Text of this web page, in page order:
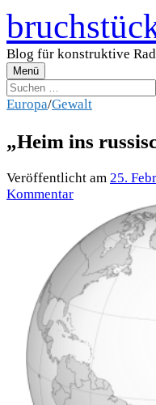
Zum
Inhalt
überspringen
Blog für konstruktive
Menü
Suchen
nach:
Europa/Gewalt
„Heim ins
Veröffentlicht am 25.
Kommentar